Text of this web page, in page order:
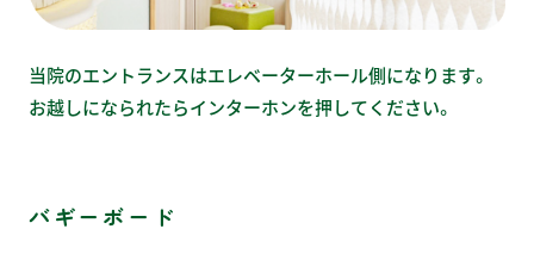
当院のエントランスはエレベーターホール側になります。
お越しになられたらインターホンを押してください。
バギーボード